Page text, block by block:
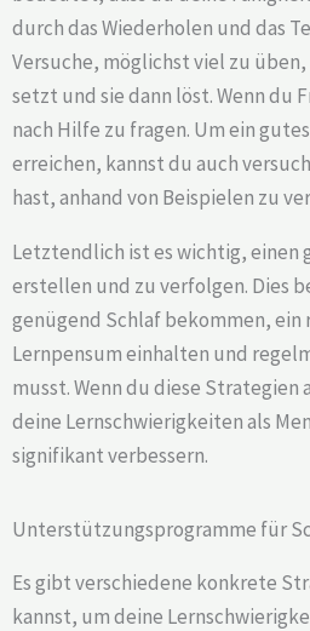
durch das Wiederholen und das
Versuche, möglichst viel zu
setzt und sie dann löst. Wenn du
nach Hilfe zu fragen. Um ein
erreichen, kannst du auch
hast, anhand von Beispielen zu
Letztendlich ist es wichtig, einen
erstellen und zu verfolgen. Dies
genügend Schlaf bekommen, ein
Lernpensum einhalten und
musst. Wenn du diese Strategien
deine Lernschwierigkeiten als
signifikant verbessern.
Unterstützungsprogramme für
Es gibt verschiedene konkrete
kannst, um deine